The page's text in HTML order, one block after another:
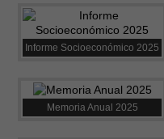
Informe Socioeconómico 2025
Memoria Anual 2025